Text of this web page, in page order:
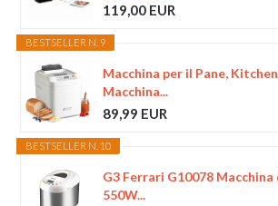
119,00 EUR
BESTSELLER N. 9
Macchina per il Pane,
Macchina...
89,99 EUR
BESTSELLER N. 10
G3 Ferrari G10078 Macchina
550W...